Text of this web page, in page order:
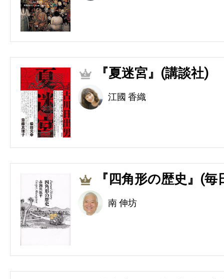
2 『夏迷宮』(講談社)
江國 香織
3 『四角形の歴史』(毎
南 伸坊